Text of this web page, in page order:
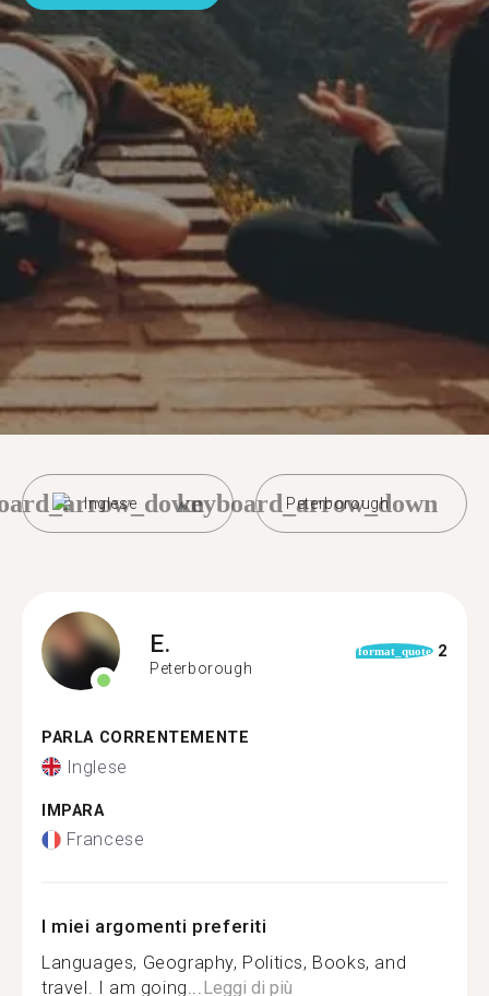
Inglese Peterborough
keyboard_arrow_down
E.
Peterborough
format_quote 2
PARLA CORRENTEMENTE
Inglese
IMPARA
Francese
I miei argomenti preferiti
Languages, Geography, Politics, Books, and
travel. I am going...Leggi di più